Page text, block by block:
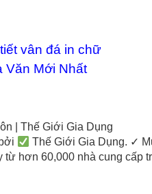
vân đá in chữ
Văn Mới Nhất
| Thế Giới Gia Dụng
Thế Giới Gia Dụng. ✓
hơn 60,000 nhà cung cấp